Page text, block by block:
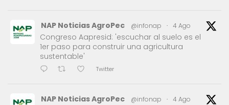
NAP Noticias AgroPec @infonap · 4 Ago
Congreso Aapresid: 'escuchar al suelo es el
1er paso para construir una agricultura
sustentable'
Twitter
NAP Noticias AgroPec @infonap · 4 Ago